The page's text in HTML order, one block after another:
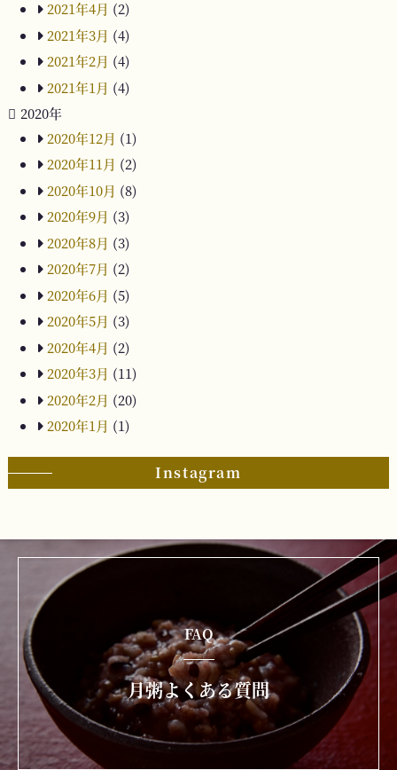
2021年4月 (2)
2021年3月 (4)
2021年2月 (4)
2021年1月 (4)
2020年
2020年12月 (1)
2020年11月 (2)
2020年10月 (8)
2020年9月 (3)
2020年8月 (3)
2020年7月 (2)
2020年6月 (5)
2020年5月 (3)
2020年4月 (2)
2020年3月 (11)
2020年2月 (20)
2020年1月 (1)
Instagram
FAQ
月粥よくある質問